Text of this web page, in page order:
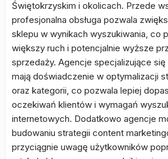
Świętokrzyskim i okolicach. Przede
profesjonalna obsługa pozwala
sklepu w wynikach wyszukiwania, co
większy ruch i potencjalnie wyższe
sprzedaży. Agencje specjalizujące
mają doświadczenie w optymalizacji
oraz kategorii, co pozwala lepiej
oczekiwań klientów i wymagań
internetowych. Dodatkowo agencje
budowaniu strategii content
przyciągnie uwagę użytkowników